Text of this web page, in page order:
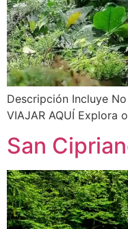
Descripción Incluye
VIAJAR AQUÍ Explora
San